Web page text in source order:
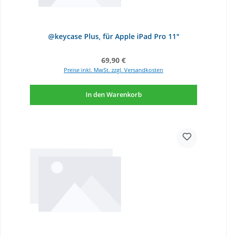
@keycase Plus, für Apple iPad Pro 11"
Regulärer Preis:
69,90 €
Preise inkl. MwSt. zzgl. Versandkosten
In den Warenkorb